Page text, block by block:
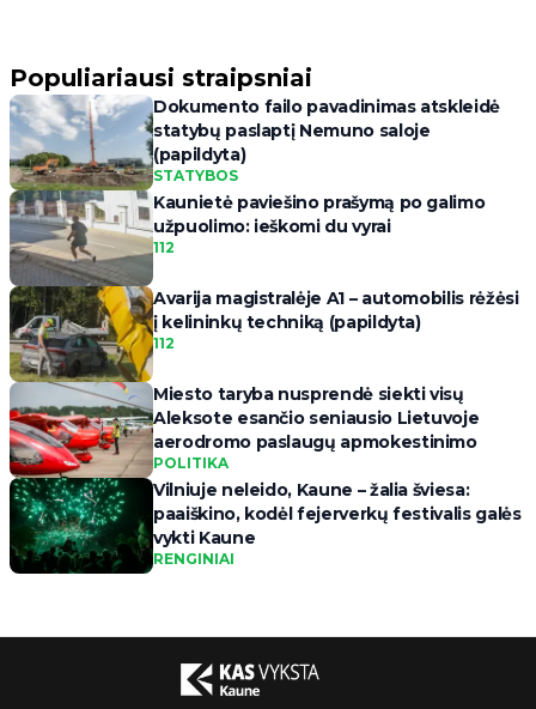
Populiariausi straipsniai
Dokumento failo pavadinimas atskleidė
statybų paslaptį Nemuno saloje
(papildyta)
STATYBOS
Kaunietė paviešino prašymą po galimo
užpuolimo: ieškomi du vyrai
112
Avarija magistralėje A1 – automobilis rėžėsi
į kelininkų techniką (papildyta)
112
Miesto taryba nusprendė siekti visų
Aleksote esančio seniausio Lietuvoje
aerodromo paslaugų apmokestinimo
POLITIKA
Vilniuje neleido, Kaune – žalia šviesa:
paaiškino, kodėl fejerverkų festivalis galės
vykti Kaune
RENGINIAI